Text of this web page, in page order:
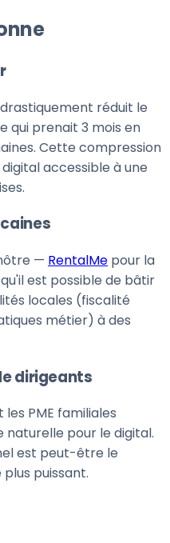
réduit le
qui prenait 3 mois en
Cette compression
accessible à une
— RentalMe pour la
est possible de bâtir
locales (fiscalité
métier) à des
dirigeants
PME familiales
pour le digital.
est peut-être le
puissant.